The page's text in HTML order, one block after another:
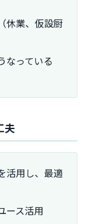
休業、仮設厨
なっている
夫
活用し、最適
ース活用